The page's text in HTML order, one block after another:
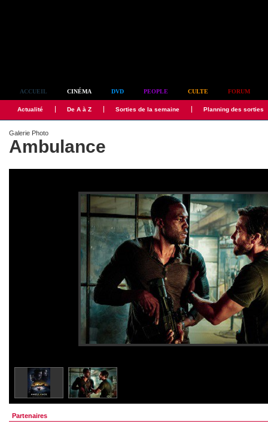
ACCUEIL CINÉMA DVD PEOPLE CULTE FORUM
Actualité De A à Z Sorties de la semaine Planning des sorties
Galerie Photo
Ambulance
Partenaires